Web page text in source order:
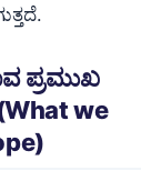
ಪ್ರಮುಖ
we